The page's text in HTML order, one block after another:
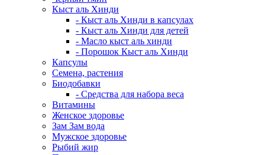
Кыст аль Хинди
- Кыст аль Хинди в капсулах
- Кыст аль Хинди для детей
- Масло кыст аль хинди
- Порошок Кыст аль Хинди
Капсулы
Семена, растения
Биодобавки
- Средства для набора веса
Витамины
Женское здоровье
Зам Зам вода
Мужское здоровье
Рыбий жир